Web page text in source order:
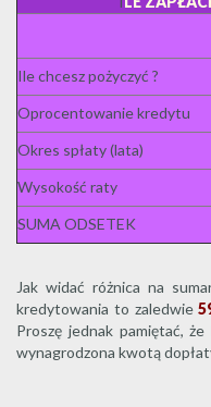
Ile chcesz pożyczyć ?
Oprocentowanie kredytu
Okres spłaty (lata)
Wysokość raty
SUMA ODSETEK
Jak widać różnica na
kredytowania to zaledwie
Proszę jednak pamiętać,
wynagrodzona kwotą